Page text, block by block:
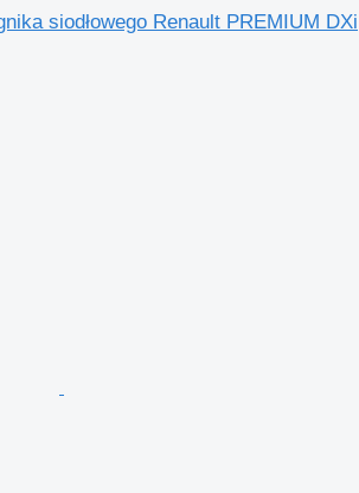
siodłowego Renault PREMIUM DXi